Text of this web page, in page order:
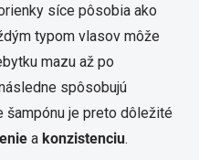
síce pôsobia ako
typom vlasov môže
mazu až po
spôsobujú
šampónu je preto dôležité
a konzistenciu.